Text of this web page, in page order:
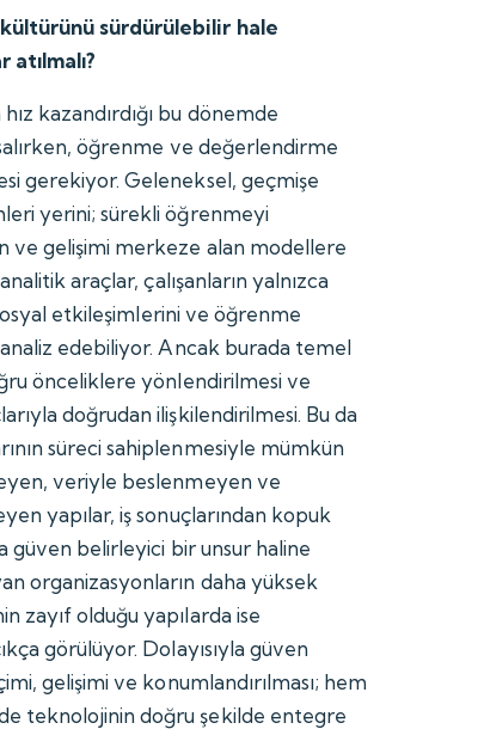
sürdürülebilir hale
kazandırdığı bu dönemde
öğrenme ve değerlendirme
gerekiyor. Geleneksel, geçmişe
yerini; sürekli öğrenmeyi
ve gelişimi merkeze alan modellere
araçlar, çalışanların yalnızca
sosyal etkileşimlerini ve öğrenme
edebiliyor. Ancak burada temel
önceliklere yönlendirilmesi ve
doğrudan ilişkilendirilmesi. Bu da
süreci sahiplenmesiyle mümkün
veriyle beslenmeyen ve
yapılar, iş sonuçlarından kopuk
güven belirleyici bir unsur haline
organizasyonların daha yüksek
zayıf olduğu yapılarda ise
görülüyor. Dolayısıyla güven
gelişimi ve konumlandırılması; hem
teknolojinin doğru şekilde entegre